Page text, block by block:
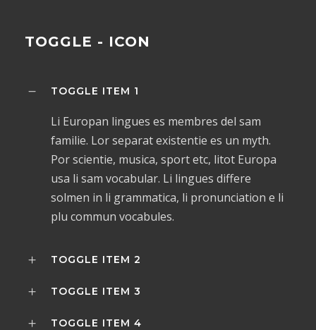
TOGGLE - ICON
TOGGLE ITEM 1
Li Europan lingues es membres del sam
familie. Lor separat existentie es un myth.
Por scientie, musica, sport etc, litot Europa
usa li sam vocabular. Li lingues differe
solmen in li grammatica, li pronunciation e li
plu commun vocabules.
TOGGLE ITEM 2
TOGGLE ITEM 3
TOGGLE ITEM 4